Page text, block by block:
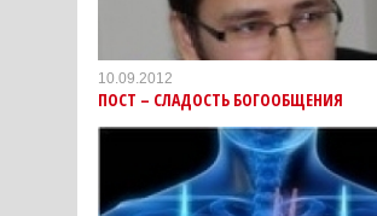
10.09.2012
ПОСТ – СЛАДОСТЬ БОГООБЩЕНИЯ